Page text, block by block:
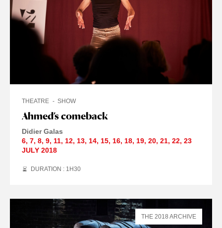
Ahmed’s comeback
THEATRE SHOW
Didier Galas
6, 7, 8, 9, 11, 12, 13, 14, 15, 16, 18, 19, 20, 21, 22, 23
JULY 2018
DURATION : 1 H30
THE 2018 ARCHIVE